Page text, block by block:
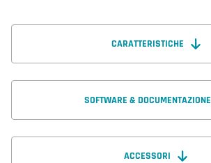
CARATTERISTICHE
SOFTWARE & DOCUMENTAZIONE
ACCESSORI